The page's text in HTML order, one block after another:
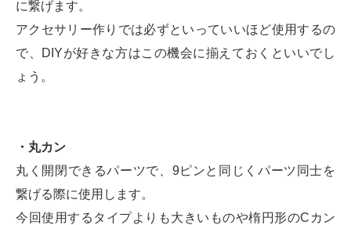
に繋げます。
アクセサリー作りでは必ずといっていいほど使用するの
で、DIYが好きな方はこの機会に揃えておくといいでし
ょう。
・丸カン
丸く開閉できるパーツで、9ピンと同じくパーツ同士を
繋げる際に使用します。
今回使用するタイプよりも大きいものや楕円形のCカン